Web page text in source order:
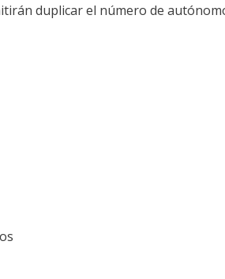
duplicar el número de